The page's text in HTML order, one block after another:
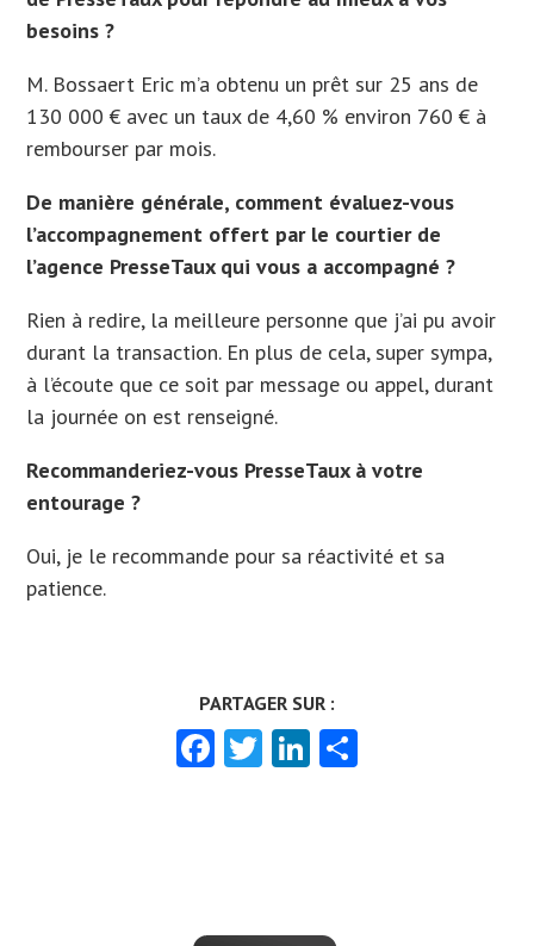
besoins ?
M. Bossaert Eric m’a obtenu un prêt sur 25 ans de
130 000 € avec un taux de 4,60 % environ 760 € à
rembourser par mois.
De manière générale, comment évaluez-vous
l’accompagnement offert par le courtier de
l’agence PresseTaux qui vous a accompagné ?
Rien à redire, la meilleure personne que j’ai pu avoir
durant la transaction. En plus de cela, super sympa,
à l’écoute que ce soit par message ou appel, durant
la journée on est renseigné.
Recommanderiez-vous PresseTaux à votre
entourage ?
Oui, je le recommande pour sa réactivité et sa
patience.
Facebook
TwitterLinkedIn